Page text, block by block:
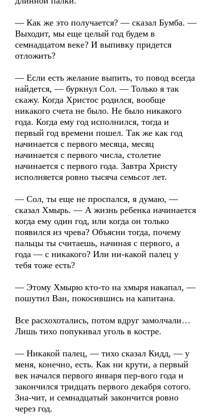
— Как же это получается? — сказал Бумба. —
Выходит, мы еще целый год будем в
семнадцатом веке? И выпивку придется
отложить?
— Если есть желание выпить, то повод всегда
найдется, — буркнул Сол. — Только я так
скажу. Когда Христос родился, вообще
никакого счета не было. Не было никакого
года. Когда ему год исполнился, тогда и
первый год времени пошел. Так же как год
начинается с первого месяца, месяц
начинается с первого числа, столетие
начинается с первого года. Завтра Христу
исполняется ровно тысяча семьсот лет.
— Сол, ты еще не проспался, я думаю, —
сказал Хмырь. — А жизнь ребенка начинается
когда ему один год, или когда он только
появился из чрева? Объясни тогда, почему
пальцы ты считаешь, начиная с первого, а
года — с никакого? Или ни-какой палец у
тебя тоже есть?
— Этому Хмырю кто-то на хмыря накапал, —
пошутил Ван, покосившись на капитана.
Все расхохотались, потом вдруг замолчали…
Лишь тихо попукивал уголь в костре.
— Никакой палец, — тихо сказал Кидд, — у
меня, конечно, есть. Как ни крути, а первый
век начался первого января пер-вого года и
закончился тридцать первого декабря сотого.
Зна-чит, и семнадцатый закончится ровно
через год.